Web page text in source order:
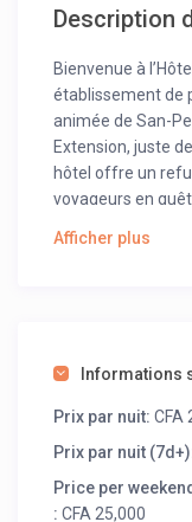
Description
Bienvenue à
établissement de
animée de San-
Extension, juste
hôtel offre un
voyageurs en
Avec un total de
relaxant.
Toutes nos
vous trouverez la
environnement
chaude pour vos
Afficher plus
Informations
Prix par nuit: CFA
Prix par nuit
Price per
: CFA 25,000